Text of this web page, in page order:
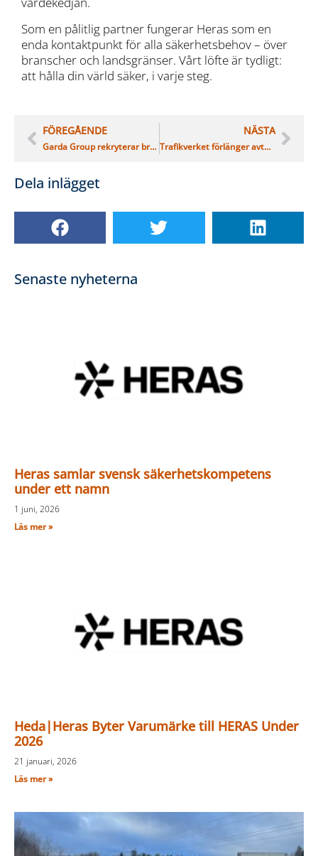
Som en pålitlig partner fungerar Heras som en
enda kontaktpunkt för alla säkerhetsbehov – över
branscher och landsgränser. Vårt löfte är tydligt:
att hålla din värld säker, i varje steg.
FÖREGÅENDE
Garda Group rekryterar branschprofil som ny VD i Sverige
NÄSTA
Trafikverket förlänger avtal med Heda|Heras – satsar på ökad järnvägssäkerhet i Stockholm
Dela inlägget
Senaste nyheterna
Heras samlar svensk säkerhetskompetens
under ett namn
1 juni, 2026
Läs mer »
Heda|Heras Byter Varumärke till HERAS Under
2026
21 januari, 2026
Läs mer »